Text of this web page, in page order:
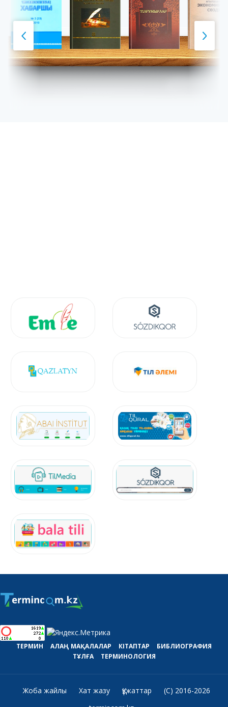
ТЕРМИН АЛАҢ МАҚАЛАЛАР КІТАПТАР
БИБЛИОГРАФИЯ
ТҰЛҒА
ТЕРМИНОЛОГИЯ
Жоба жайлы Хат жазу Құжаттар
(C) 2016-2026